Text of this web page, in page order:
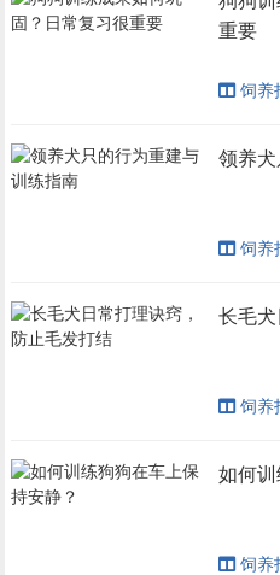
重要
饲养
领养
饲养
长毛
饲养
如何训
饲养